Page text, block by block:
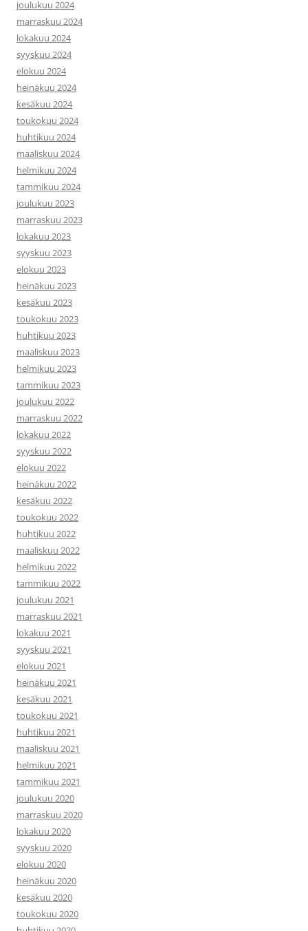
joulukuu 2024
marraskuu 2024
lokakuu 2024
syyskuu 2024
elokuu 2024
heinäkuu 2024
kesäkuu 2024
toukokuu 2024
huhtikuu 2024
maaliskuu 2024
helmikuu 2024
tammikuu 2024
joulukuu 2023
marraskuu 2023
lokakuu 2023
syyskuu 2023
elokuu 2023
heinäkuu 2023
kesäkuu 2023
toukokuu 2023
huhtikuu 2023
maaliskuu 2023
helmikuu 2023
tammikuu 2023
joulukuu 2022
marraskuu 2022
lokakuu 2022
syyskuu 2022
elokuu 2022
heinäkuu 2022
kesäkuu 2022
toukokuu 2022
huhtikuu 2022
maaliskuu 2022
helmikuu 2022
tammikuu 2022
joulukuu 2021
marraskuu 2021
lokakuu 2021
syyskuu 2021
elokuu 2021
heinäkuu 2021
kesäkuu 2021
toukokuu 2021
huhtikuu 2021
maaliskuu 2021
helmikuu 2021
tammikuu 2021
joulukuu 2020
marraskuu 2020
lokakuu 2020
syyskuu 2020
elokuu 2020
heinäkuu 2020
kesäkuu 2020
toukokuu 2020